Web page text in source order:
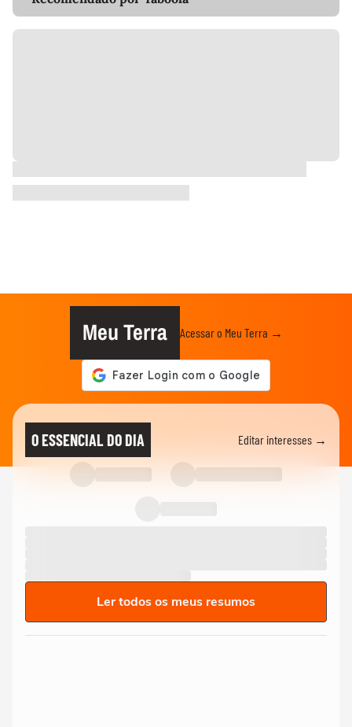
Meu Terra Acessar o Meu Terra →
O ESSENCIAL DO DIA Editar interesses →
Ler todos os meus resumos